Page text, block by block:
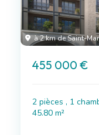
à 2 km de Saint-
455 000 €
2 pièces , 1
45.80 m²